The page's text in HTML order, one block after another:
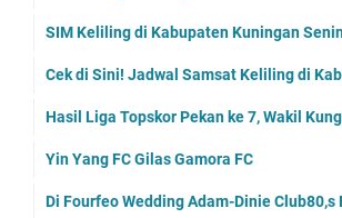
SIM Keliling di Kabupaten Kuningan
Cek di Sini! Jadwal Samsat Keliling di
Hasil Liga Topskor Pekan ke 7, Wakil
Yin Yang FC Gilas Gamora FC
Di Fourfeo Wedding Adam-Dinie Club80,s